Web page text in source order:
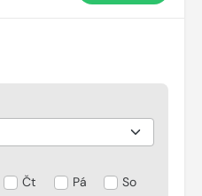
Čt Pá So